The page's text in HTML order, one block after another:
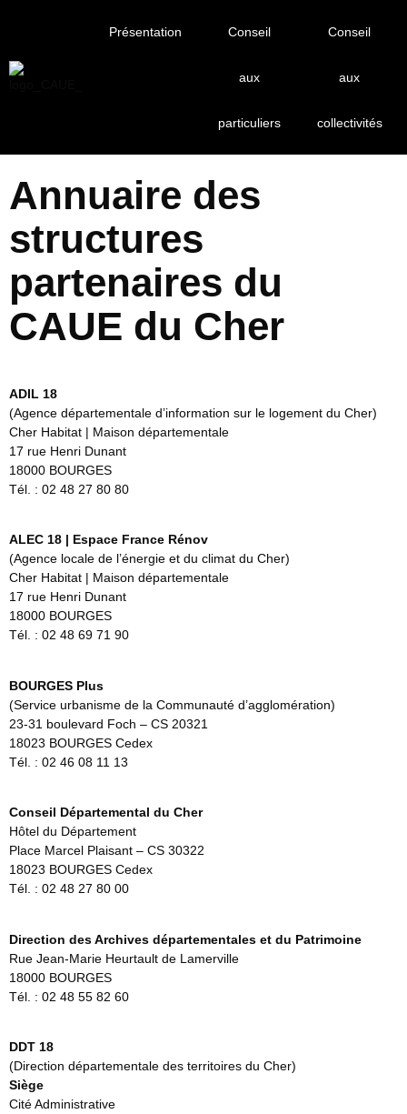
Présentation Conseil
aux
particuliers
Conseil
aux
collectivités
Adresses Utiles
Adresses utiles
Annuaire des
structures
partenaires du
CAUE du Cher
ADIL 18
(Agence départementale d’information sur le logement du Cher)
Cher Habitat | Maison départementale
17 rue Henri Dunant
18000 BOURGES
Tél. : 02 48 27 80 80
ALEC 18 | Espace France Rénov
(Agence locale de l’énergie et du climat du Cher)
Cher Habitat | Maison départementale
17 rue Henri Dunant
18000 BOURGES
Tél. : 02 48 69 71 90
BOURGES Plus
(Service urbanisme de la Communauté d’agglomération)
23-31 boulevard Foch – CS 20321
18023 BOURGES Cedex
Tél. : 02 46 08 11 13
Conseil Départemental du Cher
Hôtel du Département
Place Marcel Plaisant – CS 30322
18023 BOURGES Cedex
Tél. : 02 48 27 80 00
Direction des Archives départementales et du Patrimoine
Rue Jean-Marie Heurtault de Lamerville
18000 BOURGES
Tél. : 02 48 55 82 60
DDT 18
(Direction départementale des territoires du Cher)
Siège
Cité Administrative